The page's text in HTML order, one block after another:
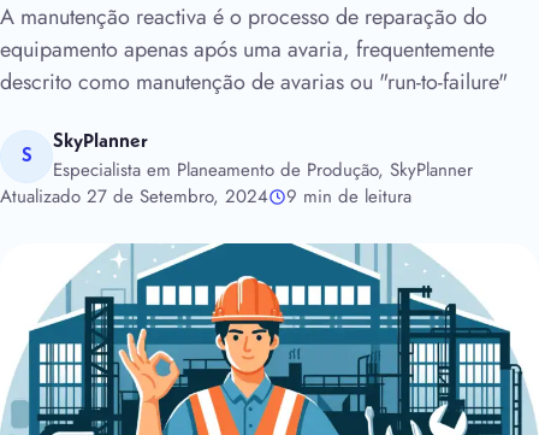
A manutenção reactiva é o processo de reparação do
equipamento apenas após uma avaria, frequentemente
descrito como manutenção de avarias ou "run-to-failure"
S
SkyPlanner
Especialista em Planeamento de Produção, SkyPlanner
Atualizado 27 de Setembro, 2024
9 min de leitura